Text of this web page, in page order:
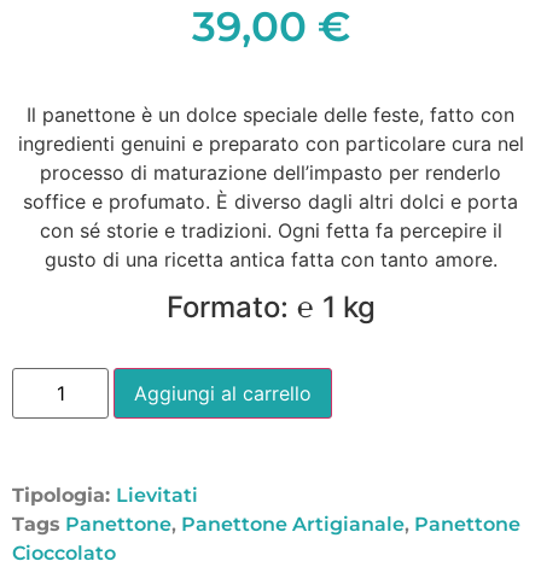
39,00 €
Il panettone è un dolce speciale delle feste, fatto con
ingredienti genuini e preparato con particolare cura nel
processo di maturazione dell’impasto per renderlo
soffice e profumato. È diverso dagli altri dolci e porta
con sé storie e tradizioni. Ogni fetta fa percepire il
gusto di una ricetta antica fatta con tanto amore.
Formato: ℮ 1 kg
Aggiungi al carrello
Tipologia: Lievitati
Tags Panettone, Panettone Artigianale, Panettone
Cioccolato